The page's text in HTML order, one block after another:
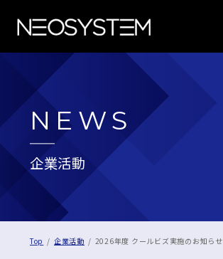
NEWS
企業活動
Top 企業活動 2026年度 クールビズ実施のお知らせ